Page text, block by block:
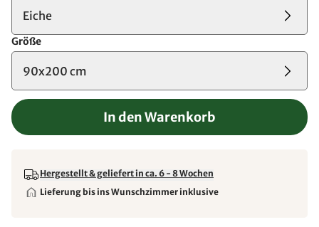
Eiche
Größe
90x200 cm
In den Warenkorb
Hergestellt & geliefert in ca. 6 - 8 Wochen
Lieferung bis ins Wunschzimmer inklusive